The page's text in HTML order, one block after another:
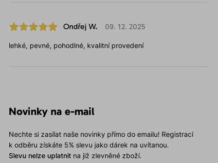
Ondřej W. 09. 12. 2025
lehké, pevné, pohodlné, kvalitní provedení
Novinky na e-mail
Nechte si zasílat naše novinky přímo do emailu! Registrací
k odběru získáte 5% slevu jako dárek na uvítanou.
Slevu nelze uplatnitna již zlevněné zboží.